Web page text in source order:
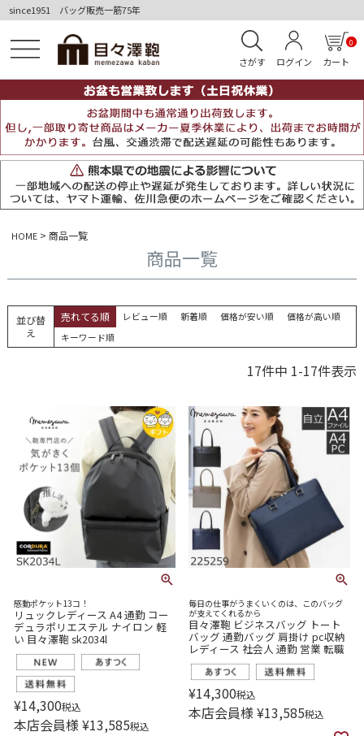
since1951 バッグ販売一筋75年
さがす ログイン カート
0
HOME 商品一覧
商品一覧
並び替
え
売れてる順 レビュー順 新着順 価格が安い順
価格が高い順
キーワード順
17件中 1-17件表示
感動ポケット13コ！
リュックレディース A4 通勤 コー
デュラポリエステル ナイロン 軽
い 目々澤鞄 sk2034l
¥14,300税込
本店会員様¥13,585税込
毎日の仕事がうまくいくのは、このバッグ
が支えてくれるから
目々澤鞄 ビジネスバッグ トート
バッグ 通勤バッグ 肩掛け pc収納
レディース 社会人 通勤 営業 転職
¥14,300税込
本店会員様¥13,585税込